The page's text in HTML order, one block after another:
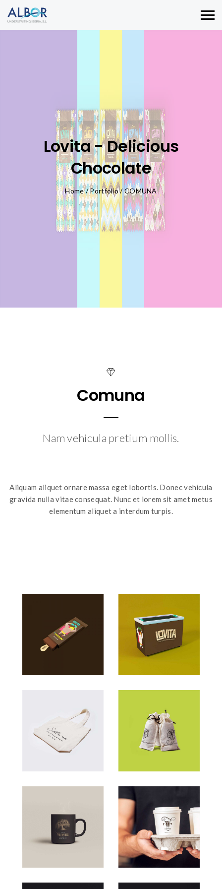
Lovita - Delicious
Chocolate
Home/Portfolio/COMUNA
Comuna
Nam vehicula pretium mollis.
Aliquam aliquet ornare massa eget lobortis. Donec vehicula
gravida nulla vitae consequat. Nunc et lorem sit amet metus
elementum aliquet a interdum turpis.